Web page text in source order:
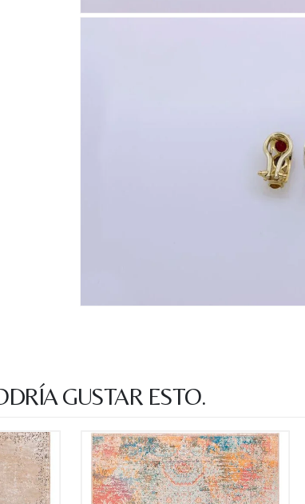
GUSTAR ESTO.